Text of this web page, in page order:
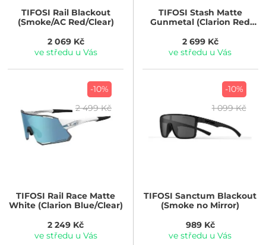
TIFOSI Rail Blackout
(Smoke/AC Red/Clear)
2 069 Kč
ve středu u Vás
TIFOSI Stash Matte
Gunmetal (Clarion Red
2 699 Kč
ve středu u Vás
-10%
2 499 Kč
TIFOSI Rail Race Matte
White (Clarion Blue/Clear)
2 249 Kč
ve středu u Vás
-10%
1 099 Kč
TIFOSI Sanctum Blackout
(Smoke no Mirror)
989 Kč
ve středu u Vás